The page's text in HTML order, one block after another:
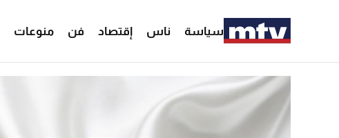
سياسة ناس إقتصاد فن منوعات